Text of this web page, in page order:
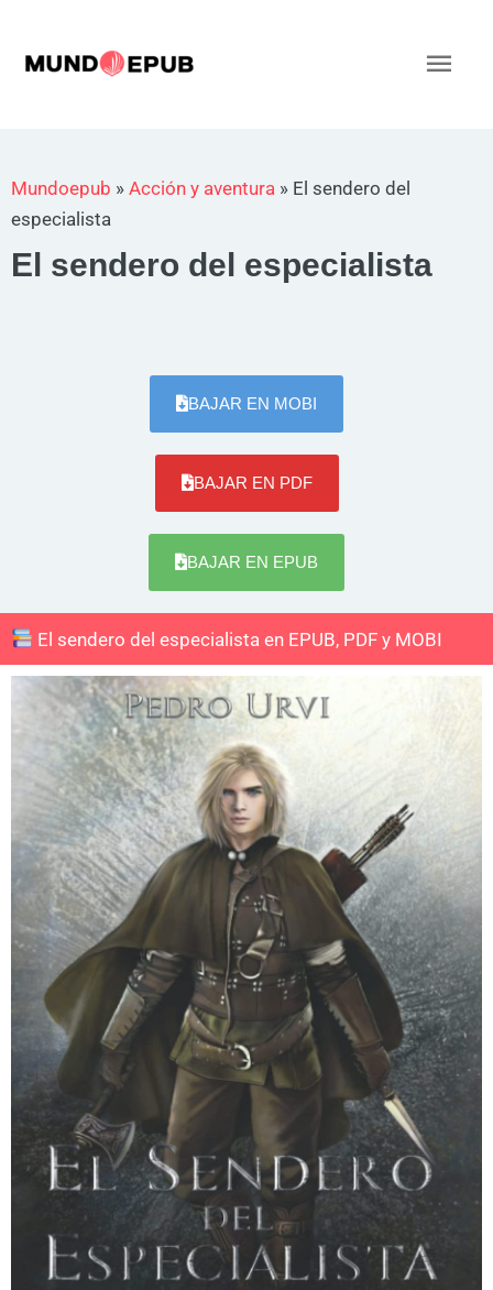
contenido
Mundoepub » Acción y aventura » El sendero del
especialista
El sendero del especialista
BAJAR EN MOBI
BAJAR EN PDF
BAJAR EN EPUB
El sendero del especialista en EPUB, PDF y MOBI